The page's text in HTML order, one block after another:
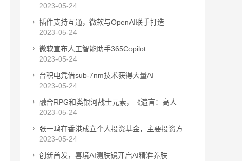
2023-05-24
插件支持互通，微软与OpenAI联手打造
2023-05-24
微软宣布人工智能助手365Copilot
2023-05-24
台积电凭借sub-7nm技术获得大量AI
2023-05-24
融合RPG和类银河战士元素，《遗言：高人
2023-05-24
张一鸣在香港成立个人投资基金，主要投资方
2023-05-24
创新首发，喜境AI测肤镜开启AI精准养肤